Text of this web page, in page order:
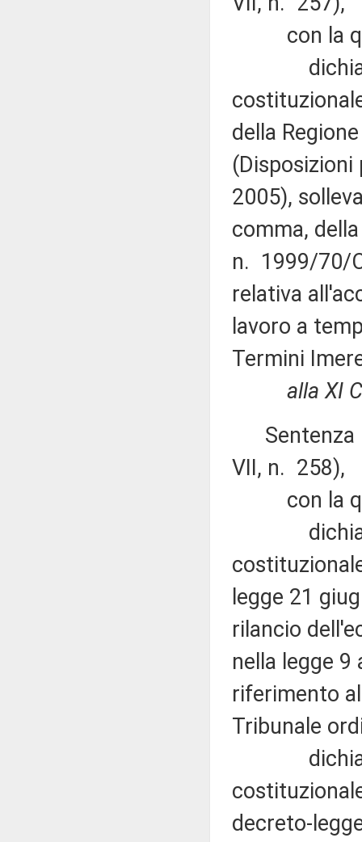
con la
dichiara
della
2005),
comma,
n. 1999/70/
relativa
lavoro a
Termini
alla XI
Sentenza
VII, n. 258),
con la
dichiara
legge 21
rilancio
nella legge
riferimento
Tribunale
dichiara
decreto-